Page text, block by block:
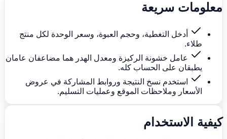
معلومات سريعة
أدخل التغطية، وحجم العبوة، وسعر الوحدة لكل منتج
طلاء.
عامل خشونة الركيزة ومعدل الهدر هما مضاعفان عامان
يطبقان على الحساب كله.
استخدم نسخ النتيجة وروابط المشاركة في عروض
الأسعار وملاحظات الموقع وعمليات التسليم.
كيفية الاستخدام